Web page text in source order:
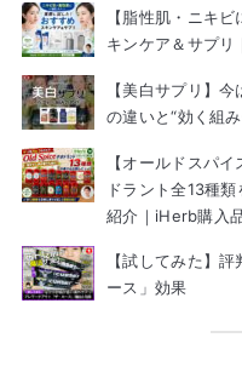
【脂性肌・ニキ
キンケア＆サプリ
【美白サプリ】
の違いと“効く組
【オールドスパ
ドラント全13種
紹介｜iHerb購入
【試してみた】
ース」効果